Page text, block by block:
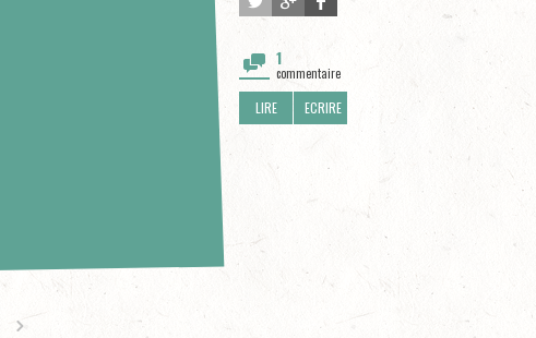
1
commentaire
LIRE ECRIRE